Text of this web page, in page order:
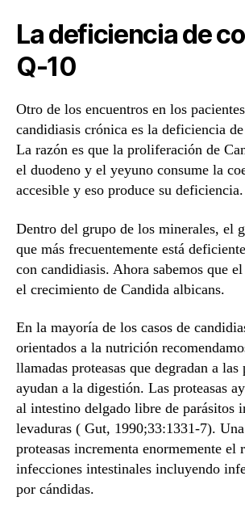
La deficiencia de
Q-10
Otro de los encuentros en los
candidiasis crónica es la deficiencia de
La razón es que la proliferación de
el duodeno y el yeyuno consume la
accesible y eso produce su deficiencia.
Dentro del grupo de los minerales, el
que más frecuentemente está
con candidiasis. Ahora sabemos que
el crecimiento de Candida albicans.
En la mayoría de los casos de
orientados a la nutrición
llamadas proteasas que degradan a
ayudan a la digestión. Las proteasas
al intestino delgado libre de parásitos
levaduras ( Gut, 1990;33:1331-7).
proteasas incrementa enormemente el
infecciones intestinales incluyendo
por cándidas.